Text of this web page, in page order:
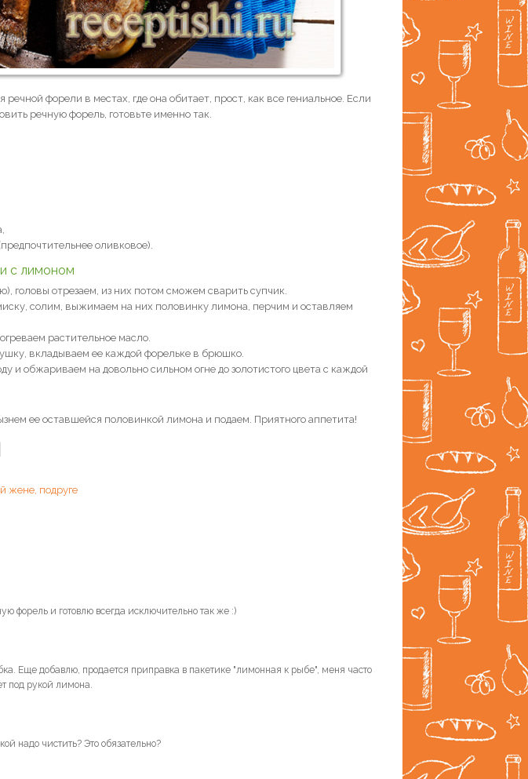
форели в местах, где она обитает, прост, как все гениальное. Если
речную форель, готовьте именно так.
оливковое).
с лимоном
головы отрезаем, из них потом сможем сварить супчик.
солим, выжимаем на них половинку лимона, перчим и оставляем
растительное масло.
вкладываем ее каждой форельке в брюшко.
и обжариваем на довольно сильном огне до золотистого цвета с каждой
ее оставшейся половинкой лимона и подаем. Приятного аппетита!
жене, подруге
форель и готовлю всегда исключительно так же :)
Еще добавлю, продается приправка в пакетике "лимонная к рыбе", меня часто
под рукой лимона.
надо чистить? Это обязательно?